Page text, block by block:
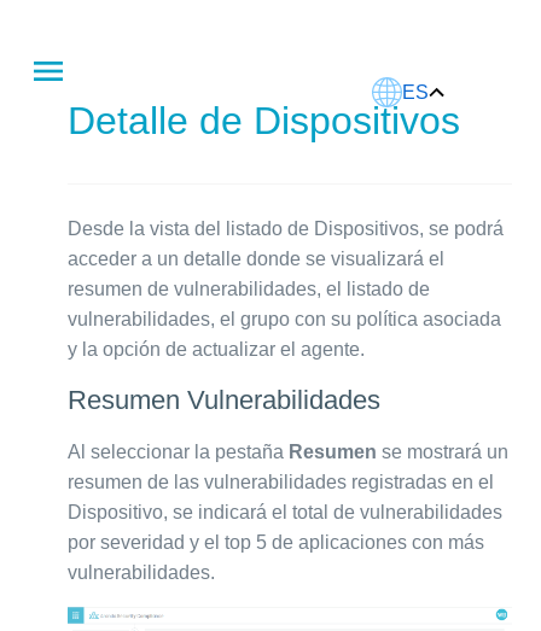
ES
Detalle de Dispositivos
Desde la vista del listado de Dispositivos, se podrá
acceder a un detalle donde se visualizará el
resumen de vulnerabilidades, el listado de
vulnerabilidades, el grupo con su política asociada
y la opción de actualizar el agente.
Resumen Vulnerabilidades
Al seleccionar la pestaña Resumen se mostrará un
resumen de las vulnerabilidades registradas en el
Dispositivo, se indicará el total de vulnerabilidades
por severidad y el top 5 de aplicaciones con más
vulnerabilidades.